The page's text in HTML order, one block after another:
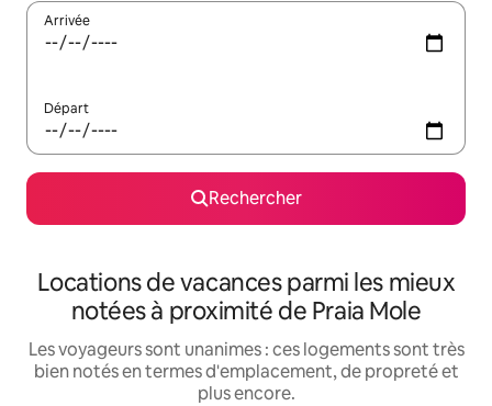
Arrivée
Départ
Rechercher
Locations de vacances parmi les mieux
notées à proximité de Praia Mole
Les voyageurs sont unanimes : ces logements sont très
bien notés en termes d'emplacement, de propreté et
plus encore.